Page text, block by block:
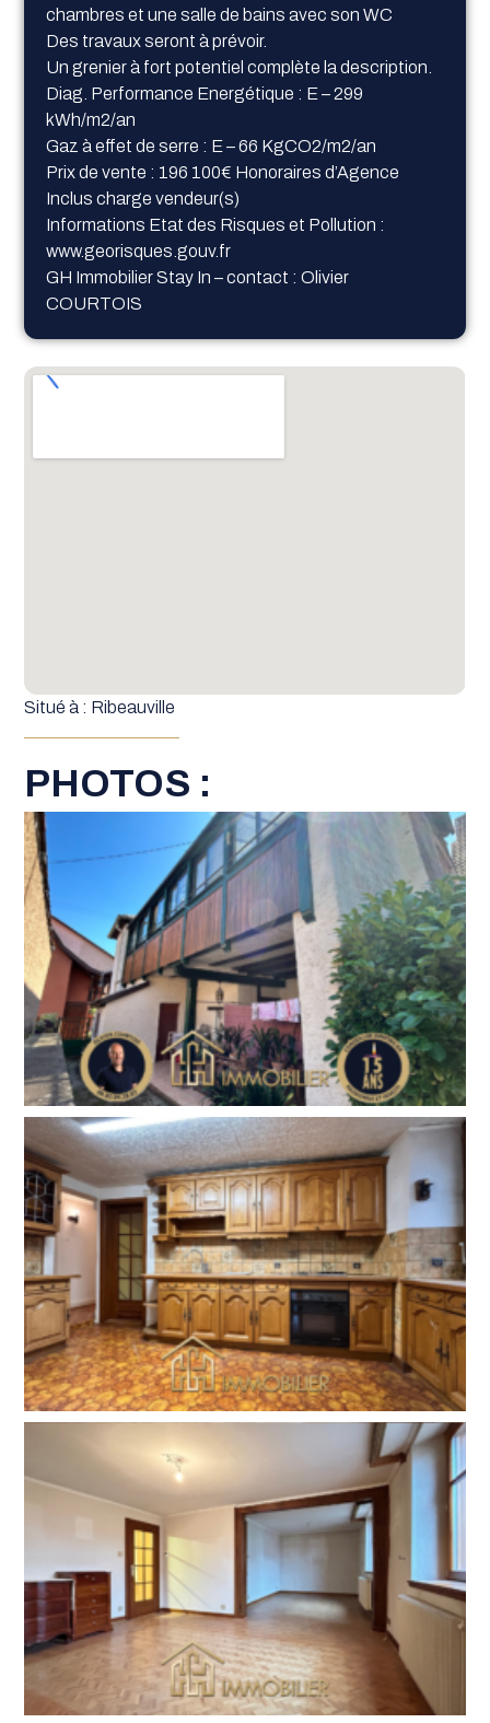
chambres et une salle de bains avec son WC
Des travaux seront à prévoir.
Un grenier à fort potentiel complète la description.
Diag. Performance Energétique : E – 299
kWh/m2/an
Gaz à effet de serre : E – 66 KgCO2/m2/an
Prix de vente : 196 100€ Honoraires d’Agence
Inclus charge vendeur(s)
Informations Etat des Risques et Pollution :
www.georisques.gouv.fr
GH Immobilier Stay In – contact : Olivier
COURTOIS
Situé à : Ribeauville
PHOTOS :